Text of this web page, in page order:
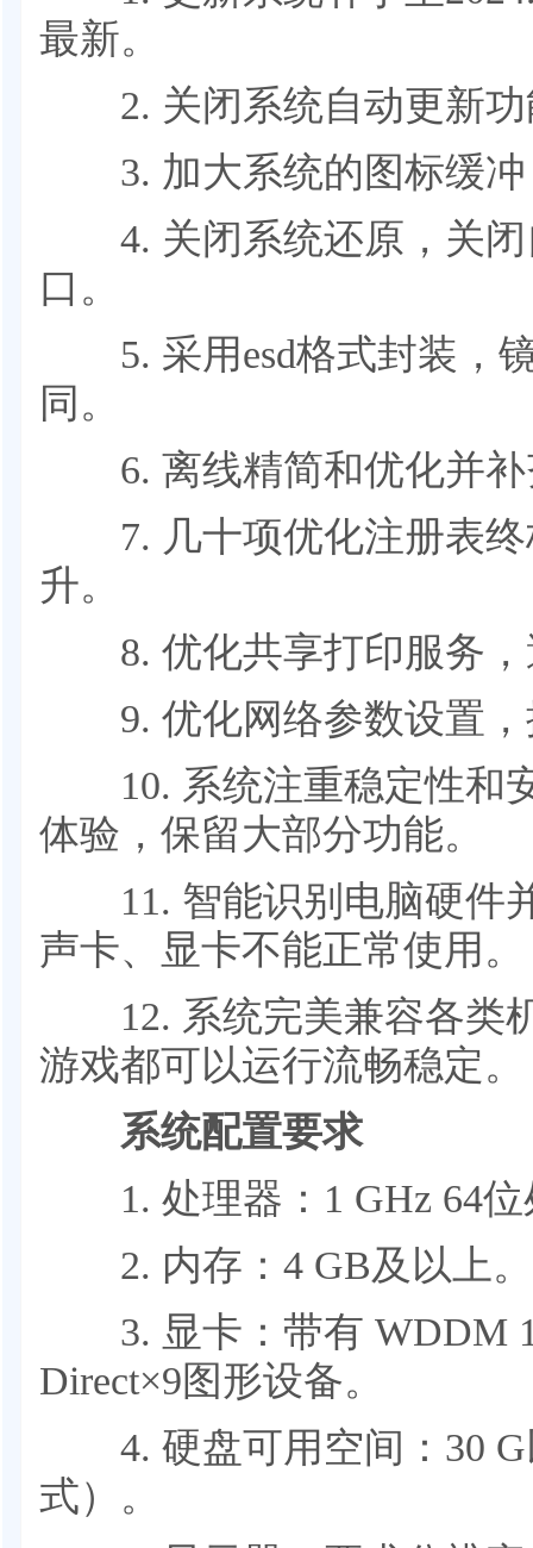
最新。
2. 关闭系统自动更新功
3. 加大系统的图标缓冲
4. 关闭系统还原，关闭
口。
5. 采用esd格式封装，镜
同。
6. 离线精简和优化并补
7. 几十项优化注册表终
升。
8. 优化共享打印服务，
9. 优化网络参数设置，
10. 系统注重稳定性和
体验，保留大部分功能。
11. 智能识别电脑硬件
声卡、显卡不能正常使用。
12. 系统完美兼容各类
游戏都可以运行流畅稳定。
系统配置要求
1. 处理器：1 GHz 64位
2. 内存：4 GB及以上。
3. 显卡：带有 WDDM
Direct×9图形设备。
4. 硬盘可用空间：30 G
式）。